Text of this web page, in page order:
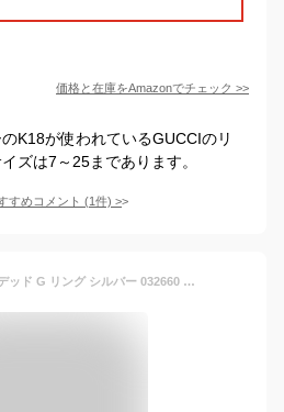
価格と在庫をAmazonでチェック >>
K18が使われているGUCCIのリ
ズは7～25まであります。
すめコメント (1件) >
グッチ GUCCI ブランデッド G リング シルバー 032660 09840 8106 スターリングシルバー GG 指輪 レディース 女性 メンズ 男性 ユニセックス ギフト クリスマスプレゼント ホワイトデー バレンタインデー 新品